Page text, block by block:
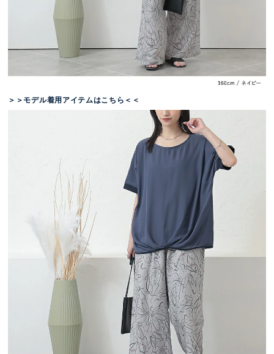
＞＞モデル着用アイテムはこちら＜＜